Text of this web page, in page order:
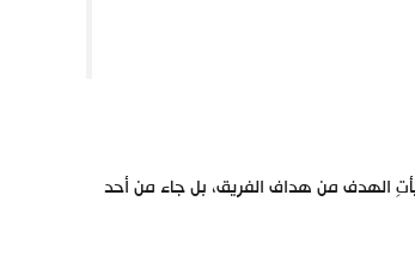
الهدف من هداف الفريق، بل جاء من أحد